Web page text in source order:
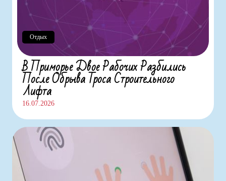
В Приморье Двое Рабочих Разбились
После Обрыва Троса Строительного
Лифта
16.07.2026
Отдых